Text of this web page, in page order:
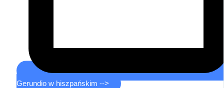
Gerundio w hiszpańskim -->